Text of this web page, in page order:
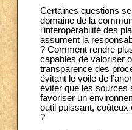
Certaines questions
domaine de la
l’interopérabilité des
assument la
? Comment rendre
capables de valoriser
transparence des
évitant le voile de
éviter que les sources
favoriser un
outil puissant,
?